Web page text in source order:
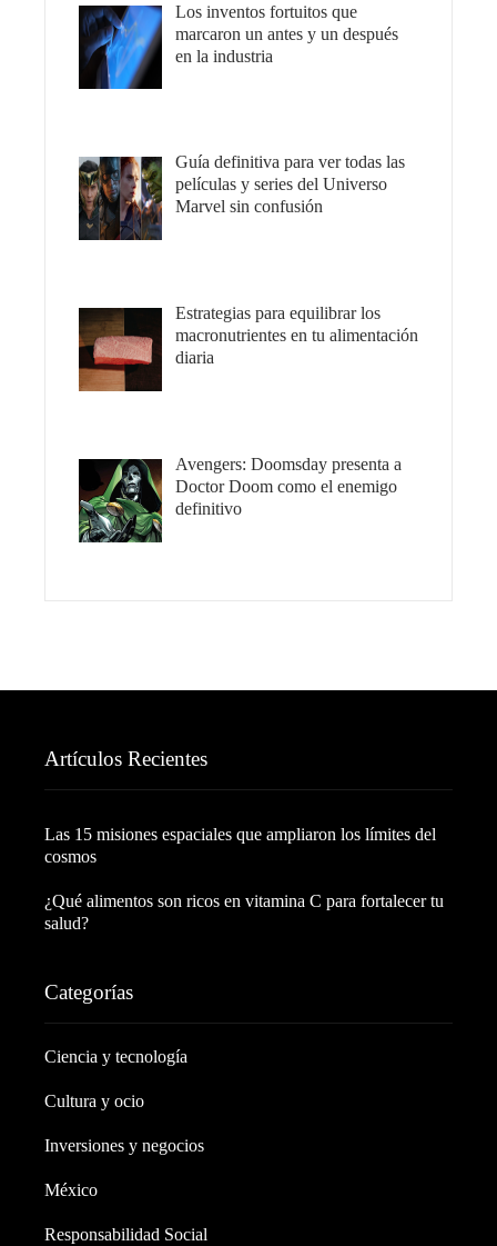
Los inventos fortuitos que
marcaron un antes y un después
en la industria
Guía definitiva para ver todas las
películas y series del Universo
Marvel sin confusión
Estrategias para equilibrar los
macronutrientes en tu alimentación
diaria
Avengers: Doomsday presenta a
Doctor Doom como el enemigo
definitivo
Artículos Recientes
Las 15 misiones espaciales que ampliaron los límites del
cosmos
¿Qué alimentos son ricos en vitamina C para fortalecer tu
salud?
Categorías
Ciencia y tecnología
Cultura y ocio
Inversiones y negocios
México
Responsabilidad Social